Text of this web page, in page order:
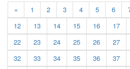
« 1 2 3 4 5 6
12
13 14 15 16 17
22
23 24 25 26 27
32
33 34 35 36 37